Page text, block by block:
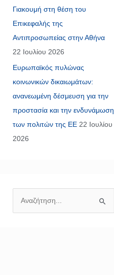
Γιακουμή στη θέση του
Επικεφαλής της
Αντιπροσωπείας στην Αθήνα
22 Ιουλίου 2026
Ευρωπαϊκός πυλώνας
κοινωνικών δικαιωμάτων:
ανανεωμένη δέσμευση για την
προστασία και την ενδυνάμωση
των πολιτών της ΕΕ 22 Ιουλίου
2026